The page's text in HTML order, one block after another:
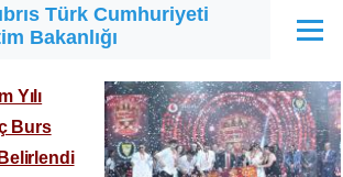
Türk Cumhuriyeti
Bakanlığı
Menü
Yılı
Burs